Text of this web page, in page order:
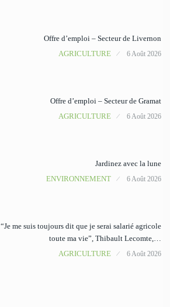
Offre d’emploi – Secteur de Livernon
AGRICULTURE
6 Août 2026
Offre d’emploi – Secteur de Gramat
AGRICULTURE
6 Août 2026
Jardinez avec la lune
ENVIRONNEMENT
6 Août 2026
“Je me suis toujours dit que je serai salarié agricole
toute ma vie”, Thibault Lecomte,…
AGRICULTURE
6 Août 2026